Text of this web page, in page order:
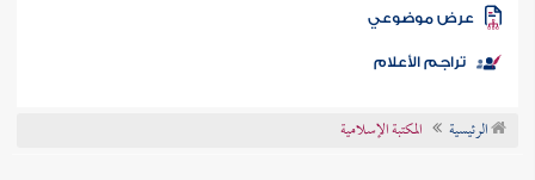
الكتب
موضوعي
تراجم الأعلام
الرئيسية المكتبة الإسلامية